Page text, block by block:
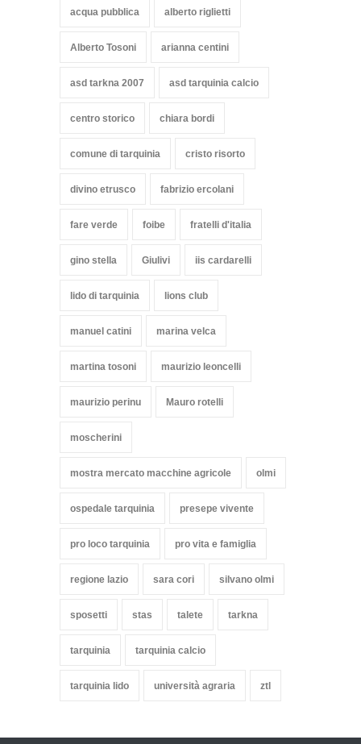
acqua pubblica alberto riglietti
Alberto Tosoni arianna centini
asd tarkna 2007 asd tarquinia calcio
centro storico chiara bordi
comune di tarquinia cristo risorto
divino etrusco fabrizio ercolani
fare verde foibe fratelli d'italia
gino stella Giulivi iis cardarelli
lido di tarquinia lions club
manuel catini marina velca
martina tosoni maurizio leoncelli
maurizio perinu Mauro rotelli
moscherini
mostra mercato macchine agricole olmi
ospedale tarquinia presepe vivente
pro loco tarquinia pro vita e famiglia
regione lazio sara cori silvano olmi
sposetti stas talete tarkna
tarquinia tarquinia calcio
tarquinia lido università agraria ztl